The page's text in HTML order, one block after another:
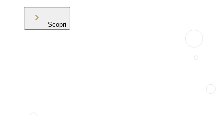
Scopri